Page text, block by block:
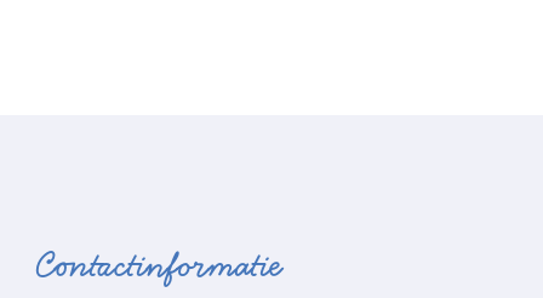
Contactinformatie